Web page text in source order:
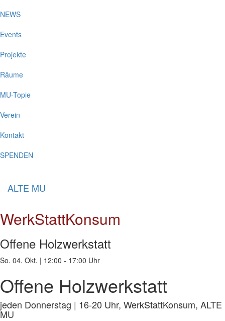
NEWS
Events
Projekte
Räume
MU-Topie
Verein
Kontakt
SPENDEN
ALTE MU
WerkStattKonsum
Offene Holzwerkstatt
So. 04. Okt. | 12:00 - 17:00 Uhr
Offene Holzwerkstatt
jeden Donnerstag | 16-20 Uhr, WerkStattKonsum, ALTE
MU